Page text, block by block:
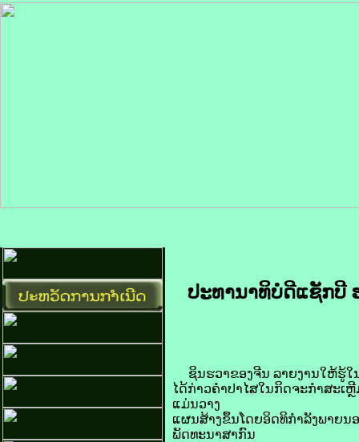
ປະທານາທິບໍດີ​ແຊັກ​ບີ
ຊິນ​ຮວາ​ຂອງ​ຈີນ ລາຍ​ງານ​ໃຫ້​ຮູ້​ໃນ​
ໄດ້​ກ່າວ​ຄຳ​ປາ​ໄສ​ໃນ​ກິດຈະກຳ​ສະເ
ແມ່ນ​ວາງ​
ແຜນ​ສ້າງ​ຂຶ້ນ​ໂດຍ​ອິດ​ທິ​ກຳລັງ​ພາຍ​ນ
ພັດທະນາ​ສາກົນ